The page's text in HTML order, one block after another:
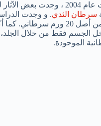
في دراسة أجريت عام 2004 ، وجدت
سرطان الثدي. و وجدت
للبارابين في 19 من أصل 20 ورم
يدخل الجسم فقط من خلال
الموجودة.